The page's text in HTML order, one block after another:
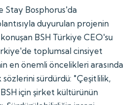
Stay Bosphorus'da
duyurulan projenin
BSH Türkiye CEO'su
toplumsal cinsiyet
en önemli öncelikleri arasında
sözlerini sürdürdü: "Çeşitlilik,
BSH için şirket kültürünün